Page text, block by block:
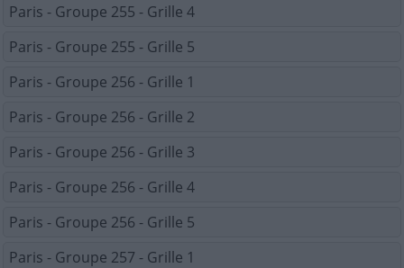
Paris - Groupe 255 - Grille 4
Paris - Groupe 255 - Grille 5
Paris - Groupe 256 - Grille 1
Paris - Groupe 256 - Grille 2
Paris - Groupe 256 - Grille 3
Paris - Groupe 256 - Grille 4
Paris - Groupe 256 - Grille 5
Paris - Groupe 257 - Grille 1